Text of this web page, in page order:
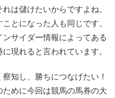
は儲けたいからですよね。
とになった人も同じです。
サイダー情報によってある
現れると言われています。
知し、勝ちにつなげたい！
めに今回は競馬の馬券の大